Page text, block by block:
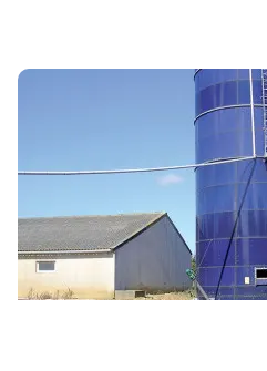
Maïs grain humide - Le
maïs joue sur la conduite
La conduite de stockage du
dépendre de la forme choisie :
07 NOV. 2013